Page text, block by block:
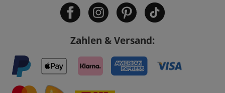
Zahlen & Versand: